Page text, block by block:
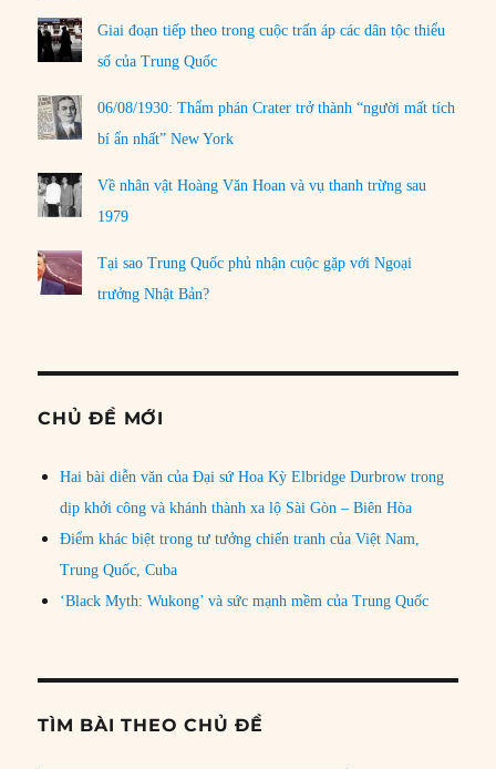
Giai đoạn tiếp theo trong cuộc trấn áp các dân tộc thiểu
số của Trung Quốc
06/08/1930: Thẩm phán Crater trở thành “người mất tích
bí ẩn nhất” New York
Về nhân vật Hoàng Văn Hoan và vụ thanh trừng sau
1979
Tại sao Trung Quốc phủ nhận cuộc gặp với Ngoại
trưởng Nhật Bản?
CHỦ ĐỀ MỚI
Hai bài diễn văn của Đại sứ Hoa Kỳ Elbridge Durbrow trong
dịp khởi công và khánh thành xa lộ Sài Gòn – Biên Hòa
Điểm khác biệt trong tư tưởng chiến tranh của Việt Nam,
Trung Quốc, Cuba
‘Black Myth: Wukong’ và sức mạnh mềm của Trung Quốc
TÌM BÀI THEO CHỦ ĐỀ